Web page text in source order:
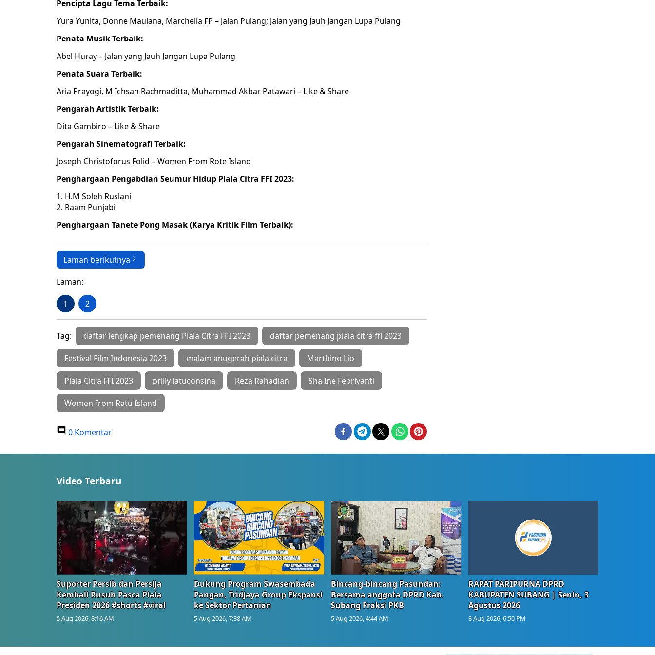
Pencipta Lagu Tema Terbaik:
Yura Yunita, Donne Maulana, Marchella FP – Jalan Pulang; Jalan yang Jauh Jangan Lupa Pulang
Penata Musik Terbaik:
Abel Huray – Jalan yang Jauh Jangan Lupa Pulang
Penata Suara Terbaik:
Aria Prayogi, M Ichsan Rachmaditta, Muhammad Akbar Patawari – Like & Share
Pengarah Artistik Terbaik:
Dita Gambiro – Like & Share
Pengarah Sinematografi Terbaik:
Joseph Christoforus Folid – Women From Rote Island
Penghargaan Pengabdian Seumur Hidup Piala Citra FFI 2023:
H.M Soleh Ruslani
Raam Punjabi
Penghargaan Tanete Pong Masak (Karya Kritik Film Terbaik):
Laman berikutnya
Laman:
1 2
Tag: daftar lengkap pemenang Piala Citra FFI 2023 daftar pemenang piala citra ffi 2023
Festival Film Indonesia 2023 malam anugerah piala citra Marthino Lio
Piala Citra FFI 2023 prilly latuconsina Reza Rahadian Sha Ine Febriyanti
Women from Ratu Island
0 Komentar
Video Terbaru
Suporter Persib dan Persija
Kembali Rusuh Pasca Piala
Presiden 2026 #shorts #viral
5 Aug 2026, 8:16 AM
Dukung Program Swasembada
Pangan, Tridjaya Group Ekspansi
ke Sektor Pertanian
5 Aug 2026, 7:38 AM
Bincang-bincang Pasundan:
Bersama anggota DPRD Kab.
Subang Fraksi PKB
5 Aug 2026, 4:44 AM
RAPAT PARIPURNA DPRD
KABUPATEN SUBANG | Senin, 3
Agustus 2026
3 Aug 2026, 6:50 PM